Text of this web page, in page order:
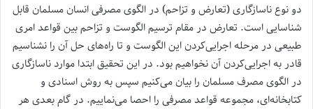
دو نوع ناسازگاری (تعارض و تزاحم) در الگوی مصرفی انسان مسلمان قابل
شناسایی است. تعارض در مقام ترسیم الگوست و تزاحم بین قواعد امری
طبیعی در مرحله اجرایی‌کردن این الگوست و تا راه‌های حل آن را نشناسیم
قادر به اجرایی‌کردن آن نخواهیم بود. در این تحقیق ابتدا موارد ناسازگاری‌
در الگوی مصرف مسلمان را بیان می‌کنیم سپس به روش اسنادی و
کتابخانه‌ای، مجموعه قواعد مصرفی را احصا می‌نماییم. در گام بعدی هر